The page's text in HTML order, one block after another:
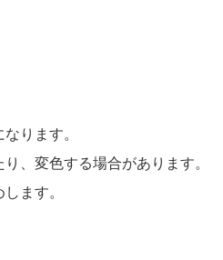
ります。
、変色する場合があります。
ます。